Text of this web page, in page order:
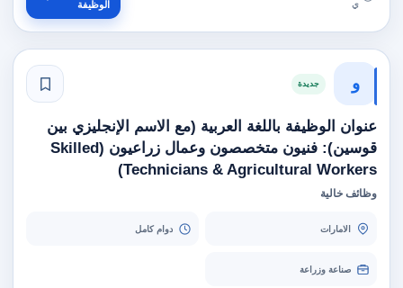
ي
الوظيفة
و جديدة
عنوان الوظيفة باللغة العربية (مع الاسم الإنجليزي بين
قوسين): فنيون متخصصون وعمال زراعيون (Skilled
Technicians & Agricultural Workers)
وظائف خالية
الامارات دوام كامل
صناعة وزراعة